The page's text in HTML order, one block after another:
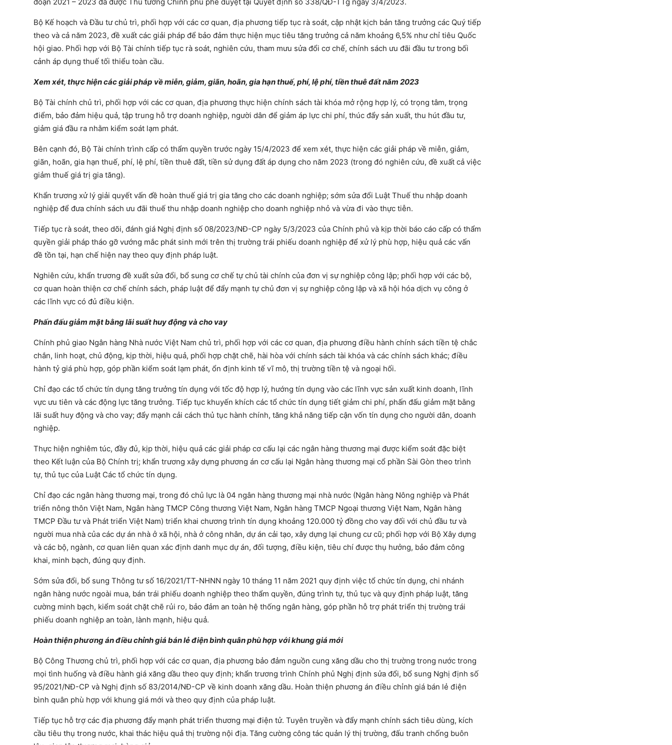
Bộ Kế hoạch và Đầu tư chủ trì, phối hợp với các cơ quan, địa phương tiếp tục rà soát, cập nhật kịch bản tăng trưởng các Quý tiếp
theo và cả năm 2023, đề xuất các giải pháp để bảo đảm thực hiện mục tiêu tăng trưởng cả năm khoảng 6,5% như chỉ tiêu Quốc
hội giao. Phối hợp với Bộ Tài chính tiếp tục rà soát, nghiên cứu, tham mưu sửa đổi cơ chế, chính sách ưu đãi đầu tư trong bối
cảnh áp dụng thuế tối thiểu toàn cầu.
Xem xét, thực hiện các giải pháp về miễn, giảm, giãn, hoãn, gia hạn thuế, phí, lệ phí, tiền thuê đất năm 2023
Bộ Tài chính chủ trì, phối hợp với các cơ quan, địa phương thực hiện chính sách tài khóa mở rộng hợp lý, có trọng tâm, trọng
điểm, bảo đảm hiệu quả, tập trung hỗ trợ doanh nghiệp, người dân để giảm áp lực chi phí, thúc đẩy sản xuất, thu hút đầu tư,
giảm giá đầu ra nhằm kiểm soát lạm phát.
Bên cạnh đó, Bộ Tài chính trình cấp có thẩm quyền trước ngày 15/4/2023 để xem xét, thực hiện các giải pháp về miễn, giảm,
giãn, hoãn, gia hạn thuế, phí, lệ phí, tiền thuê đất, tiền sử dụng đất áp dụng cho năm 2023 (trong đó nghiên cứu, đề xuất cả việc
giảm thuế giá trị gia tăng).
Khẩn trương xử lý giải quyết vấn đề hoàn thuế giá trị gia tăng cho các doanh nghiệp; sớm sửa đổi Luật Thuế thu nhập doanh
nghiệp để đưa chính sách ưu đãi thuế thu nhập doanh nghiệp cho doanh nghiệp nhỏ và vừa đi vào thực tiễn.
Tiếp tục rà soát, theo dõi, đánh giá Nghị định số 08/2023/NĐ-CP ngày 5/3/2023 của Chính phủ và kịp thời báo cáo cấp có thẩm
quyền giải pháp tháo gỡ vướng mắc phát sinh mới trên thị trường trái phiếu doanh nghiệp để xử lý phù hợp, hiệu quả các vấn
đề tồn tại, hạn chế hiện nay theo quy định pháp luật.
Nghiên cứu, khẩn trương đề xuất sửa đổi, bổ sung cơ chế tự chủ tài chính của đơn vị sự nghiệp công lập; phối hợp với các bộ,
cơ quan hoàn thiện cơ chế chính sách, pháp luật để đẩy mạnh tự chủ đơn vị sự nghiệp công lập và xã hội hóa dịch vụ công ở
các lĩnh vực có đủ điều kiện.
Phấn đấu giảm mặt bằng lãi suất huy động và cho vay
Chính phủ giao Ngân hàng Nhà nước Việt Nam chủ trì, phối hợp với các cơ quan, địa phương điều hành chính sách tiền tệ chắc
chắn, linh hoạt, chủ động, kịp thời, hiệu quả, phối hợp chặt chẽ, hài hòa với chính sách tài khóa và các chính sách khác; điều
hành tỷ giá phù hợp, góp phần kiểm soát lạm phát, ổn định kinh tế vĩ mô, thị trường tiền tệ và ngoại hối.
Chỉ đạo các tổ chức tín dụng tăng trưởng tín dụng với tốc độ hợp lý, hướng tín dụng vào các lĩnh vực sản xuất kinh doanh, lĩnh
vực ưu tiên và các động lực tăng trưởng. Tiếp tục khuyến khích các tổ chức tín dụng tiết giảm chi phí, phấn đấu giảm mặt bằng
lãi suất huy động và cho vay; đẩy mạnh cải cách thủ tục hành chính, tăng khả năng tiếp cận vốn tín dụng cho người dân, doanh
nghiệp.
Thực hiện nghiêm túc, đầy đủ, kịp thời, hiệu quả các giải pháp cơ cấu lại các ngân hàng thương mại được kiểm soát đặc biệt
theo Kết luận của Bộ Chính trị; khẩn trương xây dựng phương án cơ cấu lại Ngân hàng thương mại cổ phần Sài Gòn theo trình
tự, thủ tục của Luật Các tổ chức tín dụng.
Chỉ đạo các ngân hàng thương mại, trong đó chủ lực là 04 ngân hàng thương mại nhà nước (Ngân hàng Nông nghiệp và Phát
triển nông thôn Việt Nam, Ngân hàng TMCP Công thương Việt Nam, Ngân hàng TMCP Ngoại thương Việt Nam, Ngân hàng
TMCP Đầu tư và Phát triển Việt Nam) triển khai chương trình tín dụng khoảng 120.000 tỷ đồng cho vay đối với chủ đầu tư và
người mua nhà của các dự án nhà ở xã hội, nhà ở công nhân, dự án cải tạo, xây dựng lại chung cư cũ; phối hợp với Bộ Xây dựng
và các bộ, ngành, cơ quan liên quan xác định danh mục dự án, đối tượng, điều kiện, tiêu chí được thụ hưởng, bảo đảm công
khai, minh bạch, đúng quy định.
Sớm sửa đổi, bổ sung Thông tư số 16/2021/TT-NHNN ngày 10 tháng 11 năm 2021 quy định việc tổ chức tín dụng, chi nhánh
ngân hàng nước ngoài mua, bán trái phiếu doanh nghiệp theo thẩm quyền, đúng trình tự, thủ tục và quy định pháp luật, tăng
cường minh bạch, kiểm soát chặt chẽ rủi ro, bảo đảm an toàn hệ thống ngân hàng, góp phần hỗ trợ phát triển thị trường trái
phiếu doanh nghiệp an toàn, lành mạnh, hiệu quả.
Hoàn thiện phương án điều chỉnh giá bán lẻ điện bình quân phù hợp với khung giá mới
Bộ Công Thương chủ trì, phối hợp với các cơ quan, địa phương bảo đảm nguồn cung xăng dầu cho thị trường trong nước trong
mọi tình huống và điều hành giá xăng dầu theo quy định; khẩn trương trình Chính phủ Nghị định sửa đổi, bổ sung Nghị định số
95/2021/NĐ-CP và Nghị định số 83/2014/NĐ-CP về kinh doanh xăng dầu. Hoàn thiện phương án điều chỉnh giá bán lẻ điện
bình quân phù hợp với khung giá mới và theo quy định của pháp luật.
Tiếp tục hỗ trợ các địa phương đẩy mạnh phát triển thương mại điện tử. Tuyên truyền và đẩy mạnh chính sách tiêu dùng, kích
cầu tiêu thụ trong nước, khai thác hiệu quả thị trường nội địa. Tăng cường công tác quản lý thị trường, đấu tranh chống buôn